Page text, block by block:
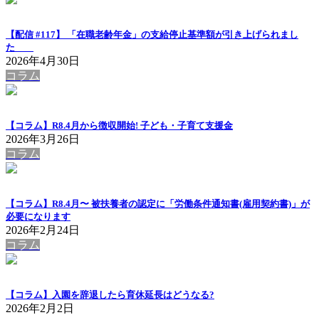
【配信 #117】 「在職老齢年金」の支給停止基準額が引き上げられまし
た
2026年4月30日
コラム
【コラム】R8.4月から徴収開始! 子ども・子育て支援金
2026年3月26日
コラム
【コラム】R8.4月〜 被扶養者の認定に「労働条件通知書(雇用契約書)」が
必要になります
2026年2月24日
コラム
【コラム】入園を辞退したら育休延長はどうなる?
2026年2月2日